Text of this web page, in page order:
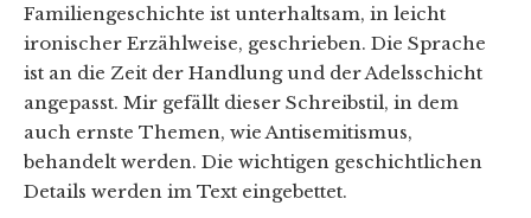
Familiengeschichte ist unterhaltsam, in leicht
ironischer Erzählweise, geschrieben. Die Sprache
ist an die Zeit der Handlung und der Adelsschicht
angepasst. Mir gefällt dieser Schreibstil, in dem
auch ernste Themen, wie Antisemitismus,
behandelt werden. Die wichtigen geschichtlichen
Details werden im Text eingebettet.